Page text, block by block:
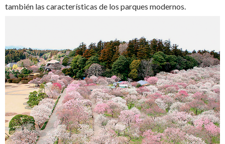
también las características de los parques modernos.